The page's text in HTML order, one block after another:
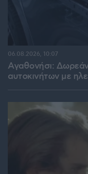
Αγαθονήσι:
αυτοκινήτων με
06.08.2026, 10:07